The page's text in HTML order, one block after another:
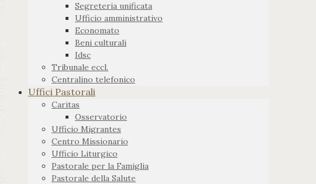
Segreteria unificata
Ufficio amministrativo
Economato
Beni culturali
Idsc
Tribunale eccl.
Centralino telefonico
Uffici Pastorali
Caritas
Osservatorio
Ufficio Migrantes
Centro Missionario
Ufficio Liturgico
Pastorale per la Famiglia
Pastorale della Salute